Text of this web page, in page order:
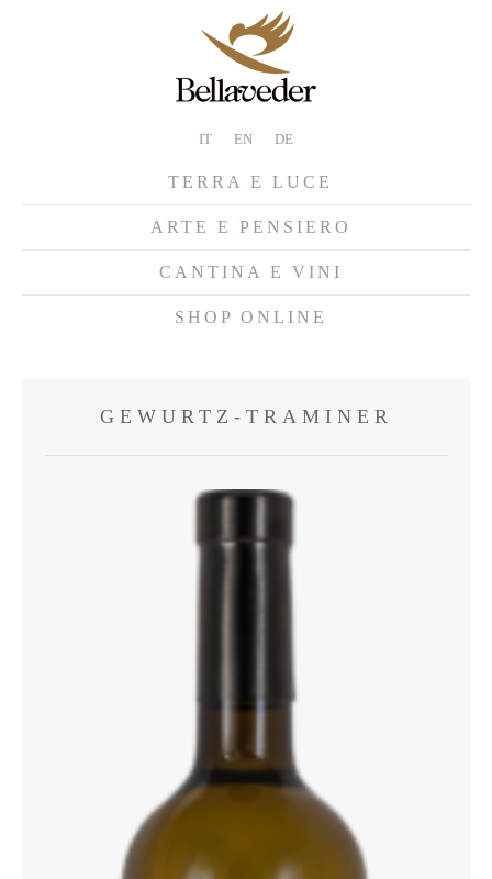
IT EN DE
TERRA E LUCE
ARTE E PENSIERO
CANTINA E VINI
SHOP ONLINE
GEWURTZ-TRAMINER